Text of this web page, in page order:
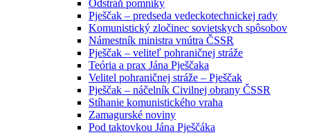
Odstráň pomníky
Pješčak – predseda vedeckotechnickej rady
Komunistický zločinec sovietskych spôsobov
Námestník ministra vnútra ČSSR
Pješčak – veliteľ pohraničnej stráže
Teória a prax Jána Pješčaka
Velitel pohraničnej stráže – Pješčak
Pješčak – náčelník Civilnej obrany ČSSR
Stíhanie komunistického vraha
Zamagurské noviny
Pod taktovkou Jána Pješčáka